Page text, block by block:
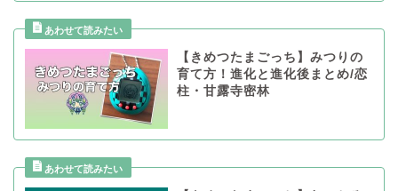
【きめつたまごっち】みつりの
育て方！進化と進化後まとめ/恋
柱・甘露寺密林